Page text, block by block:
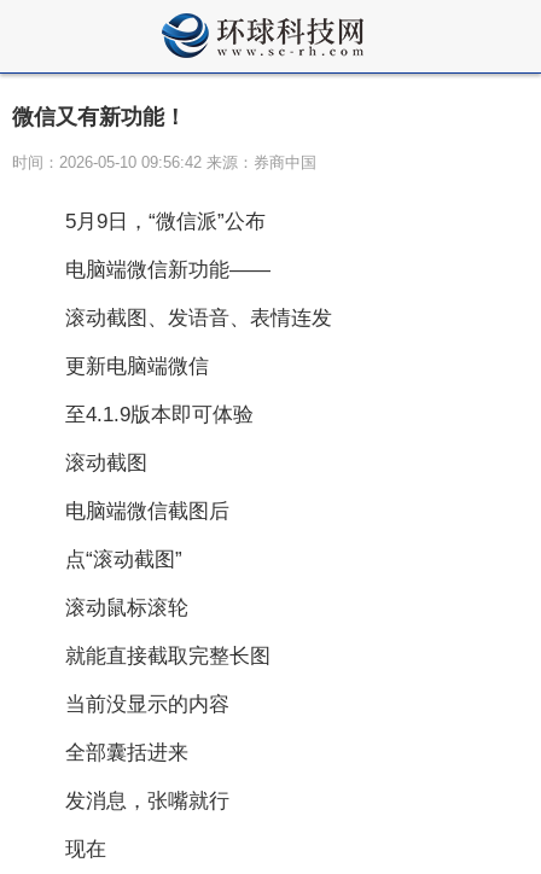
微信又有新功能！
时间：2026-05-10 09:56:42 来源：券商中国
5月9日，“微信派”公布
电脑端微信新功能——
滚动截图、发语音、表情连发
更新电脑端微信
至4.1.9版本即可体验
滚动截图
电脑端微信截图后
点“滚动截图”
滚动鼠标滚轮
就能直接截取完整长图
当前没显示的内容
全部囊括进来
发消息，张嘴就行
现在